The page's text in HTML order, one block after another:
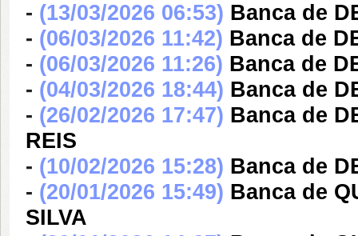
- (13/03/2026 06:53) Banca de
- (06/03/2026 11:42) Banca de
- (06/03/2026 11:26) Banca de
- (04/03/2026 18:44) Banca de
- (26/02/2026 17:47) Banca de
REIS
- (10/02/2026 15:28) Banca de
- (20/01/2026 15:49) Banca de
SILVA